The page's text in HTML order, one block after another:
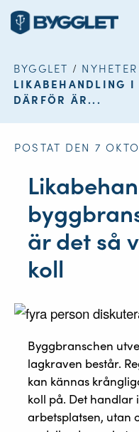
Sök
webbplatsen
BYGGLET /
LIKABEHANDLING I
DÄRFÖR ÄR...
POSTAT DEN 7
är det så
koll
Byggbranschen
lagkraven består.
kan kännas
koll på. Det
arbetsplatsen, utan